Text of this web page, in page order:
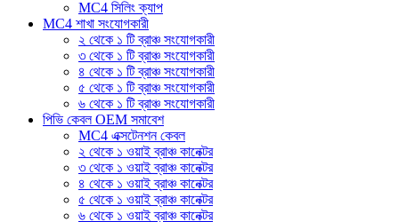
MC4 সিলিং ক্যাপ
MC4 শাখা সংযোগকারী
২ থেকে ১ টি ব্রাঞ্চ সংযোগকারী
৩ থেকে ১ টি ব্রাঞ্চ সংযোগকারী
৪ থেকে ১ টি ব্রাঞ্চ সংযোগকারী
৫ থেকে ১ টি ব্রাঞ্চ সংযোগকারী
৬ থেকে ১ টি ব্রাঞ্চ সংযোগকারী
পিভি কেবল OEM সমাবেশ
MC4 এক্সটেনশন কেবল
২ থেকে ১ ওয়াই ব্রাঞ্চ কানেক্টর
৩ থেকে ১ ওয়াই ব্রাঞ্চ কানেক্টর
৪ থেকে ১ ওয়াই ব্রাঞ্চ কানেক্টর
৫ থেকে ১ ওয়াই ব্রাঞ্চ কানেক্টর
৬ থেকে ১ ওয়াই ব্রাঞ্চ কানেক্টর